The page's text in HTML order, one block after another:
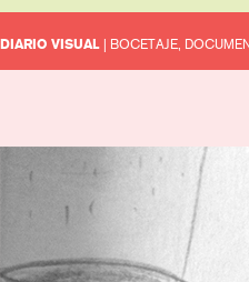
DIARIO VISUAL | BOCETAJE,